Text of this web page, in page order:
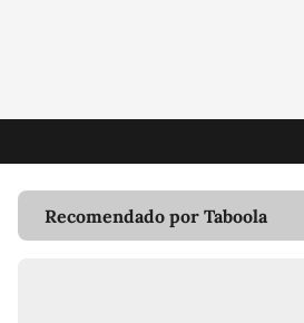
Recomendado por Taboola